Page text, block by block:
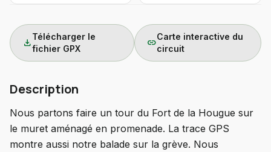
download
Télécharger le
fichier GPX
link
Carte interactive du
circuit
Description
Nous partons faire un tour du Fort de la Hougue sur
le muret aménagé en promenade. La trace GPS
montre aussi notre balade sur la grève. Nous